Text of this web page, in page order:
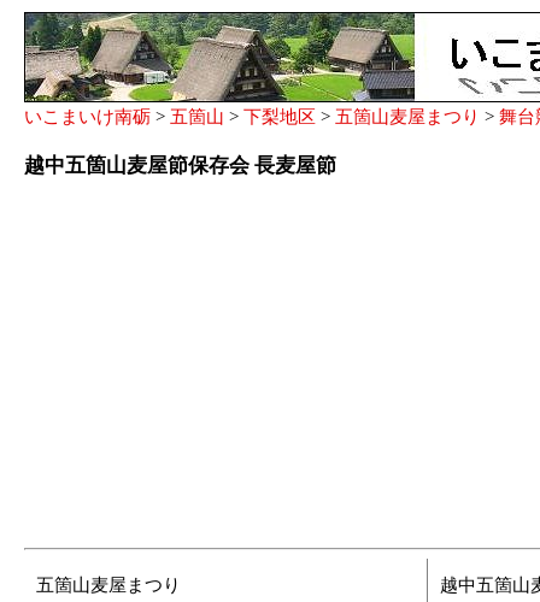
いこまいけ南砺 > 五箇山 > 下梨地区 > 五箇山麦屋まつり > 舞台
越中五箇山麦屋節保存会 長麦屋節
越中五箇山
五箇山麦屋まつり